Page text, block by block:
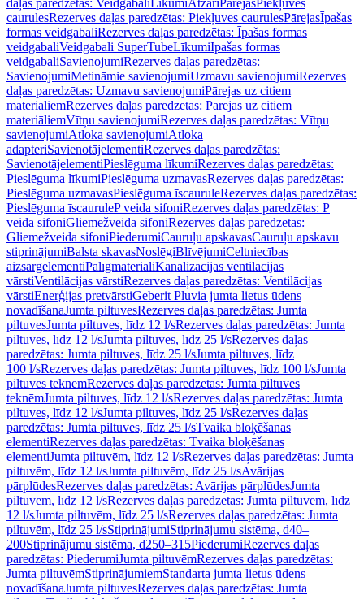
daļas paredzētas: Veidgabali LīkumiAtzari PārejasPiekļuves
caurulesRezerves daļas paredzētas: Piekļuves caurulesPārejasĪpašas
formas veidgabaliRezerves daļas paredzētas: Īpašas formas
veidgabaliVeidgabali SuperTubeLīkumiĪpašas formas
veidgabaliSavienojumiRezerves daļas paredzētas:
SavienojumiMetināmie savienojumiUzmavu savienojumiRezerves
daļas paredzētas: Uzmavu savienojumiPārejas uz citiem
materiāliemRezerves daļas paredzētas: Pārejas uz citiem
materiāliemVītņu savienojumiRezerves daļas paredzētas: Vītņu
savienojumiAtloka savienojumiAtloka
adapteriSavienotājelementiRezerves daļas paredzētas:
SavienotājelementiPieslēguma līkumiRezerves daļas paredzētas:
Pieslēguma līkumiPieslēguma uzmavasRezerves daļas paredzētas:
Pieslēguma uzmavasPieslēguma īscauruleRezerves daļas paredzētas:
Pieslēguma īscauruleP veida sifoniRezerves daļas paredzētas: P
veida sifoniGliemežveida sifoniRezerves daļas paredzētas:
Gliemežveida sifoniPiederumiCauruļu apskavasCauruļu apskavu
stiprinājumiBalsta skavasNoslēgiBlīvējumiCeltniecības
aizsargelementiPalīgmateriāliKanalizācijas ventilācijas
vārstiVentilācijas vārstiRezerves daļas paredzētas: Ventilācijas
vārstiEnerģijas pretvārstiGeberit Pluvia jumta lietus ūdens
novadīšanaJumta piltuvesRezerves daļas paredzētas: Jumta
piltuvesJumta piltuves, līdz 12 l/sRezerves daļas paredzētas: Jumta
piltuves, līdz 12 l/sJumta piltuves, līdz 25 l/sRezerves daļas
paredzētas: Jumta piltuves, līdz 25 l/sJumta piltuves, līdz
100 l/sRezerves daļas paredzētas: Jumta piltuves, līdz 100 l/sJumta
piltuves teknēmRezerves daļas paredzētas: Jumta piltuves
teknēmJumta piltuves, līdz 12 l/sRezerves daļas paredzētas: Jumta
piltuves, līdz 12 l/sJumta piltuves, līdz 25 l/sRezerves daļas
paredzētas: Jumta piltuves, līdz 25 l/sTvaika bloķēšanas
elementiRezerves daļas paredzētas: Tvaika bloķēšanas
elementiJumta piltuvēm, līdz 12 l/sRezerves daļas paredzētas: Jumta
piltuvēm, līdz 12 l/sJumta piltuvēm, līdz 25 l/sAvārijas
pārplūdesRezerves daļas paredzētas: Avārijas pārplūdesJumta
piltuvēm, līdz 12 l/sRezerves daļas paredzētas: Jumta piltuvēm, līdz
12 l/sJumta piltuvēm, līdz 25 l/sRezerves daļas paredzētas: Jumta
piltuvēm, līdz 25 l/sStiprinājumiStiprinājumu sistēma, d40–
200Stiprinājumu sistēma, d250–315PiederumiRezerves daļas
paredzētas: PiederumiJumta piltuvēmRezerves daļas paredzētas:
Jumta piltuvēmStiprinājumiemStandarta jumta lietus ūdens
novadīšanaJumta piltuvesRezerves daļas paredzētas: Jumta